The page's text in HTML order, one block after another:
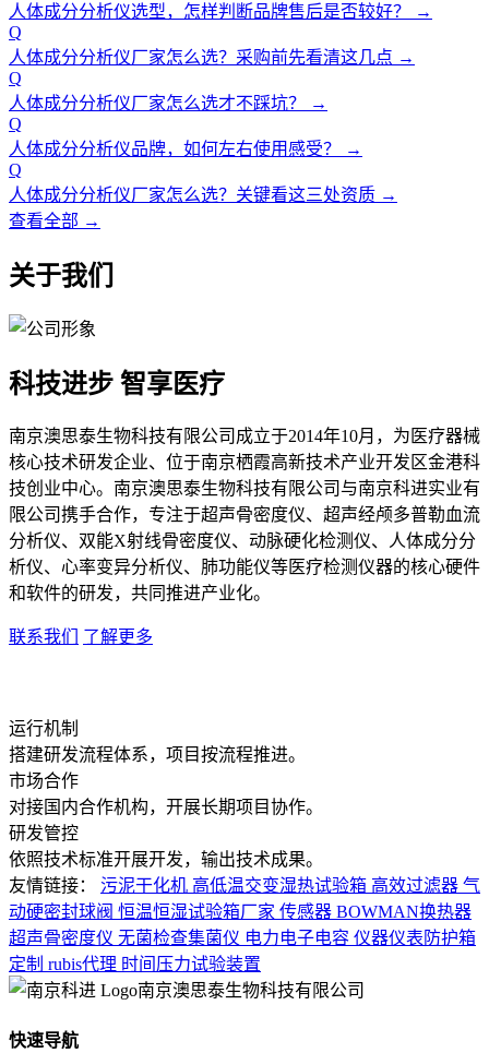
人体成分分析仪选型，怎样判断品牌售后是否较好？
→
Q
人体成分分析仪厂家怎么选？采购前先看清这几点 →
Q
人体成分分析仪厂家怎么选才不踩坑？
→
Q
人体成分分析仪品牌，如何左右使用感受？
→
Q
人体成分分析仪厂家怎么选？关键看这三处资质 →
查看全部 →
关于我们
科技进步 智享医疗
南京澳思泰生物科技有限公司成立于2014年10月，为医疗器械
核心技术研发企业、位于南京栖霞高新技术产业开发区金港科
技创业中心。南京澳思泰生物科技有限公司与南京科进实业有
限公司携手合作，专注于超声骨密度仪、超声经颅多普勒血流
分析仪、双能X射线骨密度仪、动脉硬化检测仪、人体成分分
析仪、心率变异分析仪、肺功能仪等医疗检测仪器的核心硬件
和软件的研发，共同推进产业化。
联系我们 了解更多
运行机制
搭建研发流程体系，项目按流程推进。
市场合作
对接国内合作机构，开展长期项目协作。
研发管控
依照技术标准开展开发，输出技术成果。
友情链接：
污泥干化机 高低温交变湿热试验箱 高效过滤器 气
动硬密封球阀 恒温恒湿试验箱厂家 传感器 BOWMAN换热器
超声骨密度仪 无菌检查集菌仪 电力电子电容 仪器仪表防护箱
定制 rubis代理 时间压力试验装置
南京澳思泰生物科技有限公司
快速导航